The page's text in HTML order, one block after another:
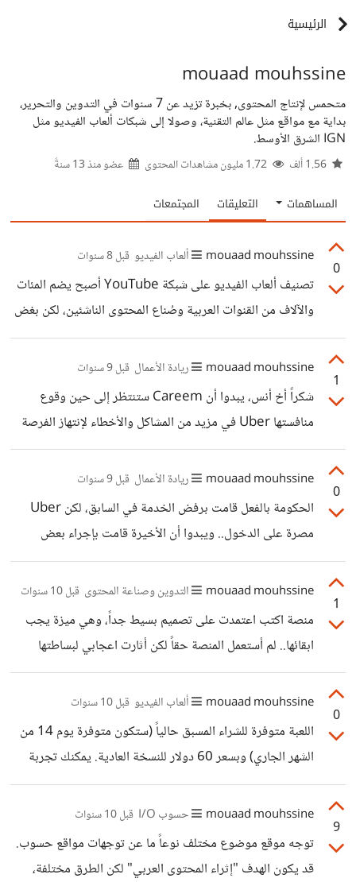
الرئيسية
mouaad mouhssine
متحمس لإنتاج المحتوى, بخبرة تزيد عن 7 سنوات في التدوين والتحرير،
بداية مع مواقع مثل عالم التقنية، وصولا إلى شبكات ألعاب الفيديو مثل
IGN الشرق الأوسط.
عضو منذ13 سنةً
المساهمات التعليقات المجتمعات
0
mouaad mouhssine ألعاب الفيديو قبل 8 سنوات
تصنيف ألعاب الفيديو على شبكة YouTube أصبح يضم المئات
والآلاف من القنوات العربية وصُناع المحتوى الناشئين، لكن بغض
النظر عن ذلك، *لا تزال هناك فرص كثيرة* لخلق مزيد من
المحتوى المُتخصص ضمن هذا التصنيف، على الأقل مقارنة
بالمحتوى الأجنبي في هذه المرحلة. أحببت نشر الموضوع هنا
لمُناقشته *مع كل المهتمين* بمجال ألعاب الفيديو، وأصحاب
قنوات YouTube أيضاً، ولمن يرغب بالدخول إلى هذا المجال،
ننشرها على موقع أبو عمر للتقنية وألعاب الفيديو،
1
mouaad mouhssine ريادة الأعمال قبل 9 سنوات
شكراً أخ أنس، يبدوا أن Careem ستنتظر إلى حين وقوع
منافستها Uber في مزيد من المشاكل والأخطاء لإنتهاز الفرصة
والدخول إلى السوق المغاربية عموماً، طبعاً إن لم تواجه نفس
معيقات العاملين بالقطاع العمومي أيضاً!
0
mouaad mouhssine ريادة الأعمال قبل 9 سنوات
الحكومة بالفعل قامت برفض الخدمة في السابق، لكن Uber
مصرة على الدخول.. ويبدوا أن الأخيرة قامت بإجراء بعض
التنازلات وإيضاح كيفية عملها فقط لتجنب مضايقات الحكومة
لها، لكن العاملين في قطاع النقل العمومي خصوصاً أصحاب
سيارات الأجرة لايزالون معترضين على الخدمة رغم أنها نوعاً ما
لا تزال في مرحلة تجريبية.. يمكنك تجربتها من خلال التطبيق
الرسمي أو عن طريق Google Maps الذي يوفر فرصة لتجربة
1
mouaad mouhssine التدوين وصناعة المحتوى قبل 10 سنوات
منصة اكتب اعتمدت على تصميم بسيط جداً، وهي ميزة يجب
ابقائها.. لم أستعمل المنصة حقاً لكن أثارت اعجابي لبساطتها
الشديدة وتركيزها على بضع خصائص تساعد الكتاب في النشر
السريع.. ربما تحسين المحرر سيكون شيئاً جيداً، إلى جانب شريط
البحث ضمن المواضيع، مع إتاحة خاصية لتحديد جزء من
النصوص وحفظها (highlights).
0
mouaad mouhssine ألعاب الفيديو قبل 10 سنوات
اللعبة متوفرة للشراء المسبق حالياً (ستكون متوفرة يوم 14 من
الشهر الجاري) وبسعر 60 دولار للنسخة العادية. يمكنك تجربة
البيتا المفتوحة يوم 9 (الخميس المقبل) على مختلف الأجهزة!
9
mouaad mouhssine حسوب I/O قبل 10 سنوات
توجه موقع موضوع مختلف نوعاً ما عن توجهات مواقع حسوب.
قد يكون الهدف "إثراء المحتوى العربي" لكن الطرق مختلفة،